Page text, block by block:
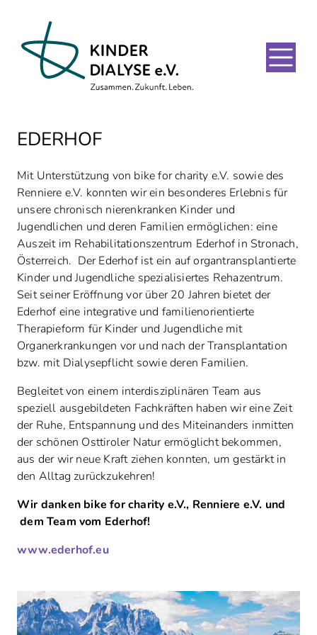
EDERHOF
Mit Unterstützung von bike for charity e.V. sowie des
Renniere e.V. konnten wir ein besonderes Erlebnis für
unsere chronisch nierenkranken Kinder und
Jugendlichen und deren Familien ermöglichen: eine
Auszeit im Rehabilitationszentrum Ederhof in Stronach,
Österreich. Der Ederhof ist ein auf organtransplantierte
Kinder und Jugendliche spezialisiertes Rehazentrum.
Seit seiner Eröffnung vor über 20 Jahren bietet der
Ederhof eine integrative und familienorientierte
Therapieform für Kinder und Jugendliche mit
Organerkrankungen vor und nach der Transplantation
bzw. mit Dialysepflicht sowie deren Familien.
Begleitet von einem interdisziplinären Team aus
speziell ausgebildeten Fachkräften haben wir eine Zeit
der Ruhe, Entspannung und des Miteinanders inmitten
der schönen Osttiroler Natur ermöglicht bekommen,
aus der wir neue Kraft ziehen konnten, um gestärkt in
den Alltag zurückzukehren!
Wir danken bike for charity e.V., Renniere e.V. und
dem Team vom Ederhof!
www.ederhof.eu